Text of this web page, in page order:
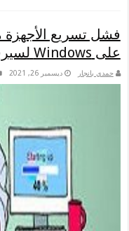
على Windows لسيرفر امبي
حمدي بانجار ديسمبر 26, 2021